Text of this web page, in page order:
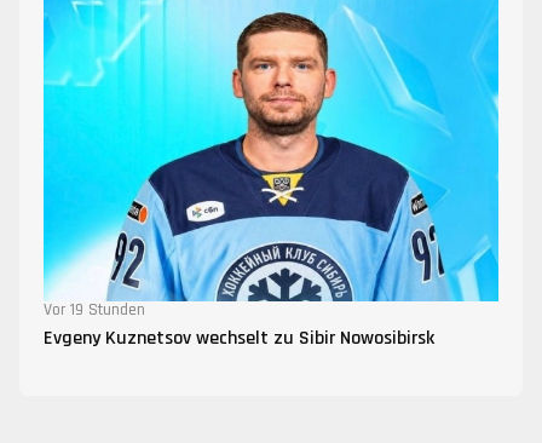
Vor 19 Stunden
Evgeny Kuznetsov wechselt zu Sibir Nowosibirsk